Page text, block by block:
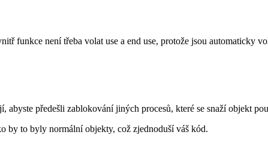
funkce není třeba volat use a end use, protože jsou automaticky
předešli zablokování jiných procesů, které se snaží objekt
by to byly normální objekty, což zjednoduší váš kód.